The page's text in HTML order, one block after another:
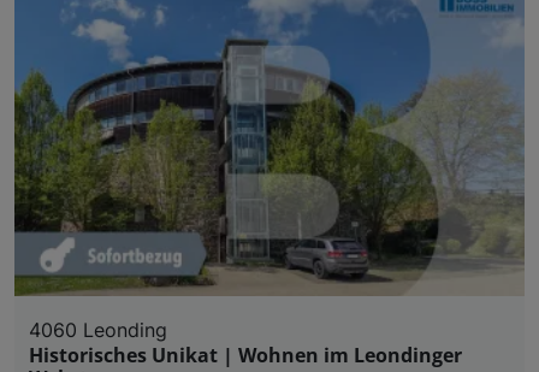
4060 Leonding
Historisches Unikat | Wohnen im Leondinger